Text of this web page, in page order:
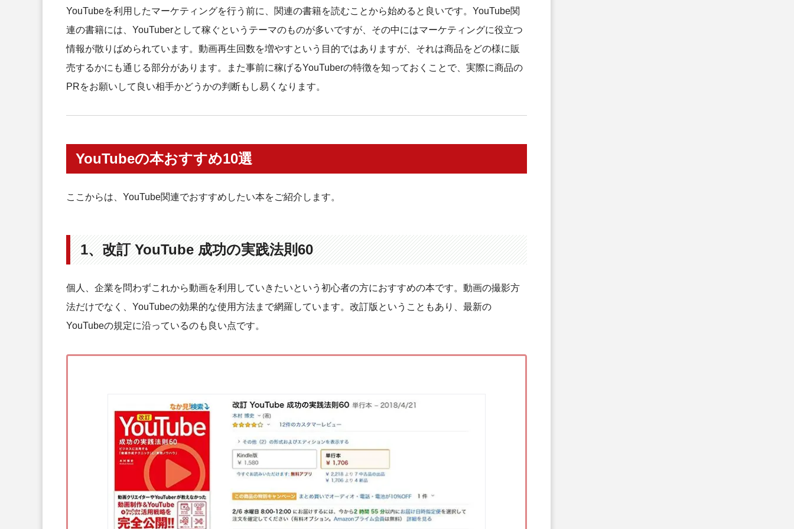
YouTubeを利用したマーケティングを行う前に、関連の書籍を読むことから始めると良いです。YouTube関
連の書籍には、YouTuberとして稼ぐというテーマのものが多いですが、その中にはマーケティングに役立つ
情報が散りばめられています。動画再生回数を増やすという目的ではありますが、それは商品をどの様に販
売するかにも通じる部分があります。また事前に稼げるYouTuberの特徴を知っておくことで、実際に商品の
PRをお願いして良い相手かどうかの判断もし易くなります。
YouTubeの本おすすめ10選
ここからは、YouTube関連でおすすめしたい本をご紹介します。
1、改訂 YouTube 成功の実践法則60
個人、企業を問わずこれから動画を利用していきたいという初心者の方におすすめの本です。動画の撮影方
法だけでなく、YouTubeの効果的な使用方法まで網羅しています。改訂版ということもあり、最新の
YouTubeの規定に沿っているのも良い点です。